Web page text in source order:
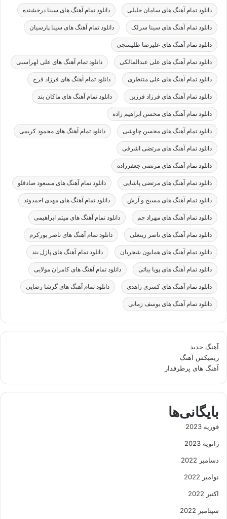
دانلود تمام آهنگ های سامان جلیلی دانلود تمام آهنگ های سینا درخشنده
دانلود تمام آهنگ های سینا سرلک دانلود تمام آهنگ های سینا پارسیان
دانلود تمام آهنگ های علیرضا طلیسچی
دانلود تمام آهنگ های علی عبدالمالکی دانلود تمام آهنگ های علی لهراسبی
دانلود تمام آهنگ های علی منتظری دانلود تمام آهنگ های فرزاد فرخ
دانلود تمام آهنگ های فرزاد فرزین دانلود تمام آهنگ های ماکان بند
دانلود تمام آهنگ های محسن ابراهیم زاده
دانلود تمام آهنگ های محسن چاوشی دانلود تمام آهنگ های محمود کریمی
دانلود تمام آهنگ های مرتضی اشرفی
دانلود تمام آهنگ های مرتضی جعفرزاده
دانلود تمام آهنگ های مرتضی پاشایی دانلود تمام آهنگ های مسعود صادقلو
دانلود تمام آهنگ های مسیح و آرش دانلود تمام آهنگ های مهدی احمدوند
دانلود تمام آهنگ های مهراد جم دانلود تمام آهنگ های میثم ابراهیمی
دانلود تمام آهنگ های ناصر زینعلی دانلود تمام آهنگ های ناصر پورکرم
دانلود تمام آهنگ های همایون شجریان دانلود تمام آهنگ های پازل بند
دانلود تمام آهنگ های پویا بیاتی دانلود تمام آهنگ های کامران مولایی
دانلود تمام آهنگ های کسری زاهدی دانلود تمام آهنگ های گرشا رضایی
دانلود تمام آهنگ های یوسف زمانی
آهنگ جدید
ریمیکس آهنگ
آهنگ های پرطرفدار
بایگانی‌ها
فوریه 2023
ژانویه 2023
دسامبر 2022
نوامبر 2022
اکتبر 2022
سپتامبر 2022